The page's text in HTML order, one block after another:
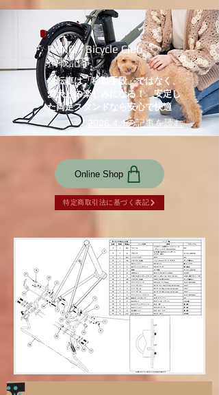
ズMERIDA E passport CC400 EQ
FANQ - Bicycle Club
掲載記事
自転車は「移動手段」ではなく、
愛犬との楽しみになる！ 安定し
た両足スタンドなら安心で快適
2026.4.1の記事を読む
Online Shop
特定商取引法に基づく表記